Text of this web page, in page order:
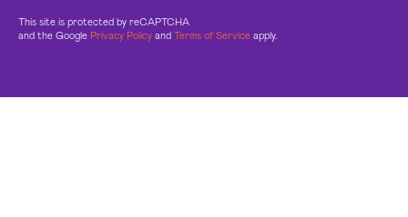
This site is protected by reCAPTCHA
and the Google Privacy Policy and Terms of Service apply.